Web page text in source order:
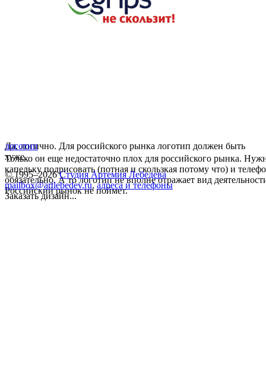
Да, логично. Для российского рынка логотип должен быть
хуже.
Только он еще недостаточно плох для российского рынка.
капельку подрисовать (потная и скользкая потому что) и
обязательно. А то логотип не вполне отражает вид
Российский рынок не поймет.
логотип
© 1995–2026 Студия Артемия Лебедева
mailbox@artlebedev.ru, адреса и телефоны
Заказать дизайн...